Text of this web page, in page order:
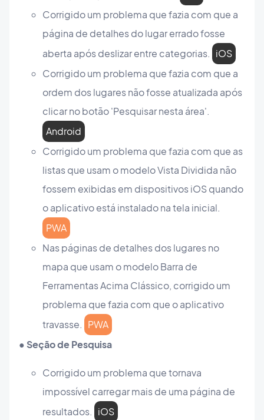
Corrigido um problema que fazia com que a
página de detalhes do lugar errado fosse
aberta após deslizar entre categorias. iOS
Corrigido um problema que fazia com que a
ordem dos lugares não fosse atualizada após
clicar no botão 'Pesquisar nesta área'.
Android
Corrigido um problema que fazia com que as
listas que usam o modelo Vista Dividida não
fossem exibidas em dispositivos iOS quando
o aplicativo está instalado na tela inicial.
PWA
Nas páginas de detalhes dos lugares no
mapa que usam o modelo Barra de
Ferramentas Acima Clássico, corrigido um
problema que fazia com que o aplicativo
travasse. PWA
● Seção de Pesquisa
Corrigido um problema que tornava
impossível carregar mais de uma página de
resultados. iOS